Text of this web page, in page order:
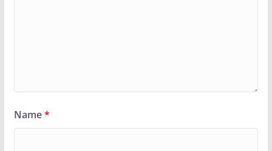
Name*